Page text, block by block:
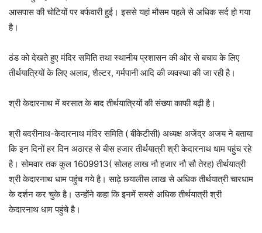
आसपास की चोटियों पर बर्फवारी हुई। इससे यहां मौसम पहले से अधिक सर्द हो गया
है।
ठंड को देखते हुए मंदिर समिति तथा स्थानीय प्रशासन की ओर से बचाव के लिए
तीर्थयात्रियों के लिए अलाव, शैल्टर, गर्मपानी आदि की व्यवस्था की जा रही है।
श्री केदारनाथ में बरसात के बाद तीर्थयात्रियों की संख्या काफी बढ़ी है।
श्री बदरीनाथ-केदारनाथ मंदिर समिति ( बीकेटीसी) अध्यक्ष अजेंद्र अजय ने बताया
कि इन दिनों हर दिन अठारह से बीस हजार तीर्थयात्री श्री केदारनाथ धाम पहुंच रहे
है। सोमवार तक कुल 1609913( सोलह लाख नौ हजार नौ सौ तेरह) तीर्थयात्री
श्री केदारनाथ धाम पहुंच गये है। साढ़े छयालीस लाख से अधिक तीर्थयात्री चारधाम
के दर्शन कर चुके है। उन्होंने कहा कि इनमें सबसे अधिक तीर्थयात्री श्री
केदारनाथ धाम पहुंचे है।